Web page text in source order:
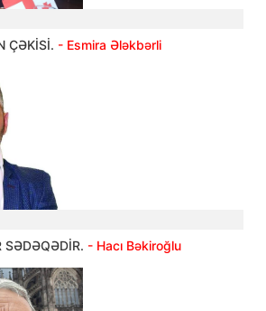
ÇƏKİSİ. - Esmira Ələkbərli
SƏDƏQƏDİR. - Hacı Bəkiroğlu